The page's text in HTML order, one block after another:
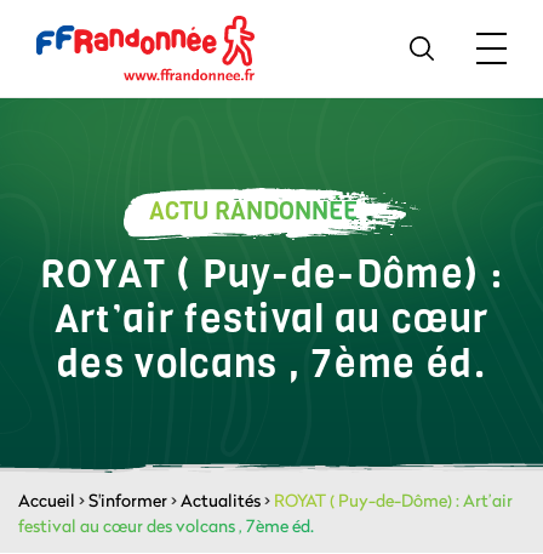
ACTU RANDONNÉE
ROYAT ( Puy-de-Dôme) :
Art’air festival au cœur
des volcans , 7ème éd.
Accueil >S'informer>Actualités> ROYAT ( Puy-de-Dôme) : Art’air
festival au cœur des volcans , 7ème éd.